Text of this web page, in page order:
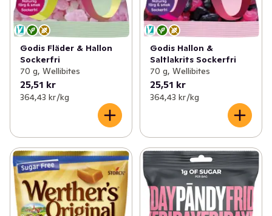
Godis Fläder & Hallon
Sockerfri
70 g, Wellibites
25,51 kr
364,43 kr /kg
Godis Hallon &
Saltlakrits Sockerfri
70 g, Wellibites
25,51 kr
364,43 kr /kg